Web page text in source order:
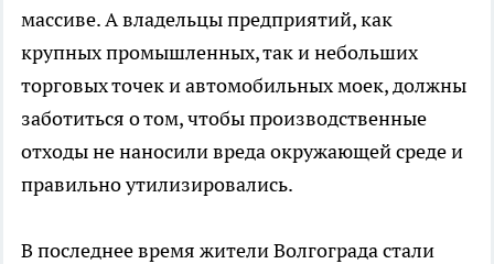
массиве. А владельцы предприятий, как
крупных промышленных, так и небольших
торговых точек и автомобильных моек, должны
заботиться о том, чтобы производственные
отходы не наносили вреда окружающей среде и
правильно утилизировались.
В последнее время жители Волгограда стали